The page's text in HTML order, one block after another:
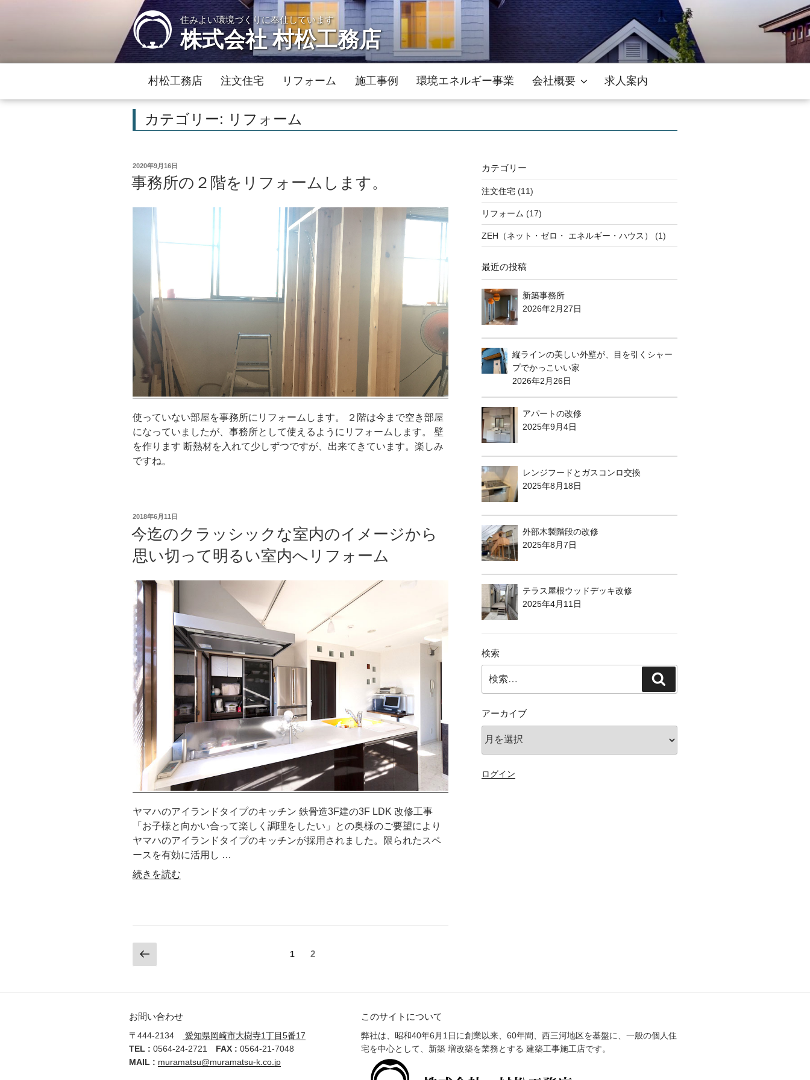
ツ
住みよい環境づくりに奉仕しています
株式会社 村松工務店
村松工務店 注文住宅 リフォーム 施工事例 環境エネルギー事業 会社概要 求人案内
カテゴリー: リフォーム
投
稿
日:
2020年9月16日
事務所の２階をリフォームします。
使っていない部屋を事務所にリフォームします。 ２階は今まで空き部屋
になっていましたが、事務所として使えるようにリフォームします。 壁
を作ります 断熱材を入れて少しずつですが、出来てきています。楽しみ
ですね。
投
日:
2018年6月11日
今迄のクラッシックな室内のイメージから
思い切って明るい室内へリフォーム
ヤマハのアイランドタイプのキッチン 鉄骨造3F建の3F LDK 改修工事
「お子様と向かい合って楽しく調理をしたい」との奥様のご要望により
ヤマハのアイランドタイプのキッチンが採用されました。限られたスペ
ースを有効に活用し …
“今
ッ
室
内
の
イ
続きを読む
投
ペ
ー
ジ
前
の
ジ
固
1
固
2
カテゴリー
注文住宅(11)
リフォーム (17)
ZEH（ネット・ゼロ・ エネルギー・ハウス） (1)
最近の投稿
新築事務所
2026年2月27日
縦ラインの美しい外壁が、目を引くシャー
プでかっこいい家
2026年2月26日
アパートの改修
2025年9月4日
レンジフードとガスコンロ交換
2025年8月18日
外部木製階段の改修
2025年8月7日
テラス屋根ウッドデッキ改修
2025年4月11日
検索
索:
索
アーカイブ
ー
イ
ログイン
お問い合わせ
〒444-2134
愛知県岡崎市大樹寺1丁目5番17
TEL : 0564-24-2721 FAX : 0564-21-7048
MAIL : muramatsu@muramatsu-k.co.jp
このサイトについて
弊社は、昭和40年6月1日に創業以来、60年間、西三河地区を基盤に、一般の個人住
宅を中心として、新築 増改築を業務とする 建築工事施工店です。